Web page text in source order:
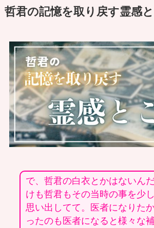
哲君の記憶を取り戻す霊感
で、哲君の白衣とかはないん
けも哲君もその当時の事を少し
思い出してて。医者になりた
ったのも医者になると様々な補